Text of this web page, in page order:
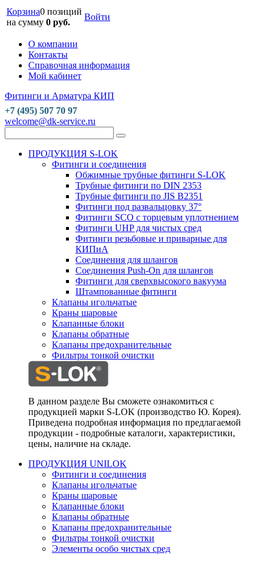
Корзина0 позиций
на сумму 0 руб.
Войти
О компании
Контакты
Справочная информация
Мой кабинет
Фитинги и Арматура КИП
+7 (495) 507 70 97
welcome@dk-service.ru
ПРОДУКЦИЯ S-LOK
Фитинги и соединения
Обжимные трубные фитинги S-LOK
Трубные фитинги по DIN 2353
Трубные фитинги по JIS B2351
Фитинги под развальцовку 37°
Фитинги SCO с торцевым уплотнением
Фитинги UHP для чистых сред
Фитинги резьбовые и приварные для
КИПиА
Соединения для шлангов
Соединения Push-On для шлангов
Фитинги для сверхвысокого вакуума
Штампованные фитинги
Клапаны игольчатые
Краны шаровые
Клапанные блоки
Клапаны обратные
Клапаны предохранительные
Фильтры тонкой очистки
В данном разделе Вы сможете ознакомиться с
продукцией марки S-LOK (производство Ю. Корея).
Приведена подробная информация по предлагаемой
продукции - подробные каталоги, характеристики,
цены, наличие на складе.
ПРОДУКЦИЯ UNILOK
Фитинги и соединения
Клапаны игольчатые
Краны шаровые
Клапанные блоки
Клапаны обратные
Клапаны предохранительные
Фильтры тонкой очистки
Элементы особо чистых сред